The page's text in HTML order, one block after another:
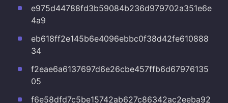
e975d44788fd3b59084b236d979702a351e6e
4a9
eb618ff2e145b6e4096ebbc0f38d42fe610888
34
f2eae6a6137697d6e26cbe457ffb6d67976135
05
f6e58dfd7c5be15742ab627c86342ac2eeba92